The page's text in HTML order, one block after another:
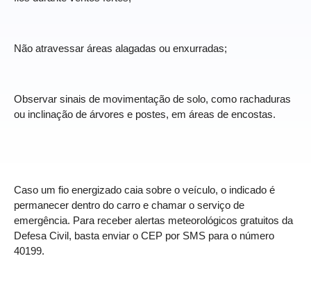
Não atravessar áreas alagadas ou enxurradas;
Observar sinais de movimentação de solo, como rachaduras
ou inclinação de árvores e postes, em áreas de encostas.
Caso um fio energizado caia sobre o veículo, o indicado é
permanecer dentro do carro e chamar o serviço de
emergência. Para receber alertas meteorológicos gratuitos da
Defesa Civil, basta enviar o CEP por SMS para o número
40199.